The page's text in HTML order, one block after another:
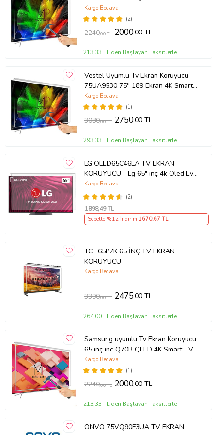
TCL QLED 4K TV
(2)
Kargo Bedava
2240,00 TL 2000,00 TL
213,33 TL'den Başlayan Taksitlerle
Vestel Uyumlu Tv Ekran Koruyucu
75UA9530 75'' 189 Ekran 4K Smart
Android TV
(1)
Kargo Bedava
3080,00 TL 2750,00 TL
293,33 TL'den Başlayan Taksitlerle
LG OLED65C46LA TV EKRAN
KORUYUCU - Lg 65" inç 4k Oled Evo
Ekran Koruyucu
(2)
Kargo Bedava
1898,49 TL
Sepette %12 İndirim 1670,67 TL
TCL 65P7K 65 İNÇ TV EKRAN
KORUYUCU
Kargo Bedava
3300,00 TL 2475,00 TL
264,00 TL'den Başlayan Taksitlerle
Samsung uyumlu Tv Ekran Koruyucu
65 inç inc Q70B QLED 4K Smart TV
(2022) QE65Q70BATXTK
(1)
Kargo Bedava
2240,00 TL 2000,00 TL
213,33 TL'den Başlayan Taksitlerle
ONVO 75VQ90F3UA TV EKRAN